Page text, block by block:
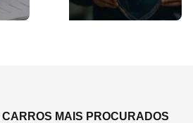
MAIS PROCURADOS